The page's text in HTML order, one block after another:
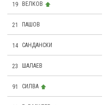
19 ВЕЛКОВ
21 ПАШОВ
14 САНДАНСКИ
23 ШАЛАЕВ
91 СИЛВА